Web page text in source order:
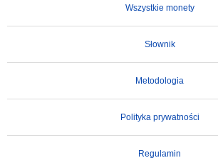
Wszystkie monety
Słownik
Metodologia
Polityka prywatności
Regulamin